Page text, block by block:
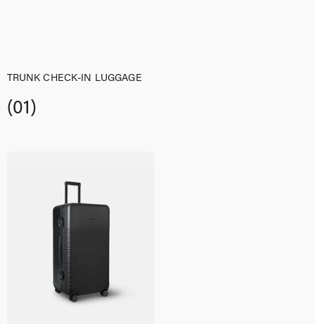
TRUNK CHECK-IN LUGGAGE
(01)